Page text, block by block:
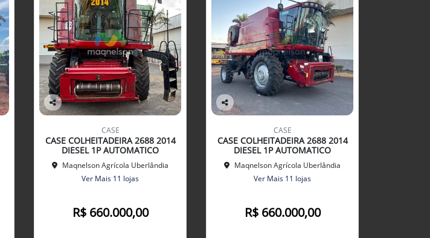
Co
arti
lhe
CASE
CASE COLHEITADEIRA 2688 2014
DIESEL 1P AUTOMATICO
Maqnelson Agrícola Uberlândia
Ver Mais 11 lojas
R$ 660.000,00
Co
arti
lhe
CASE
CASE COLHEITADEIRA 2688 2014
DIESEL 1P AUTOMATICO
Maqnelson Agrícola Uberlândia
Ver Mais 11 lojas
R$ 660.000,00